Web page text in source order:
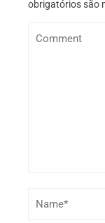
obrigatórios são